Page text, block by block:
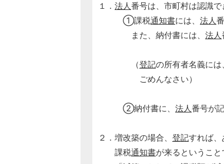
１． 法人番号は、市町村は認識で
①課税通知書には、 法人
また、納付書には、 法人
（登記の所有者名義には
ごめんなさい）
②納付書に、 法人番号が
２．増改築の場合、 登記すれば、
課税通知書が来るということ